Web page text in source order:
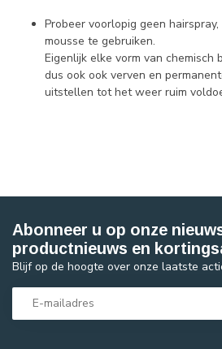
Probeer voorlopig geen
mousse te gebruiken.
Eigenlijk elke vorm van chemisch
dus ook ook verven en
uitstellen tot het weer ruim
Abonneer u op onze
productnieuws en
Blijf op de hoogte over onze laatste